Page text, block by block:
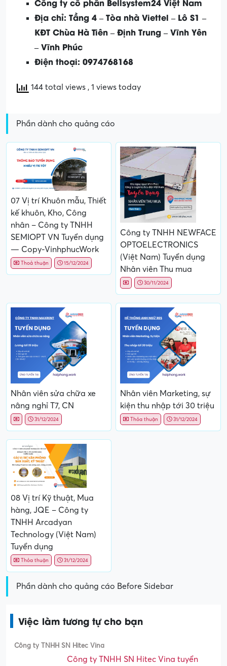
Địa chỉ: Tầng 4 – Tòa nhà Viettel – Lô S1 –
KĐT Chùa Hà Tiên – Định Trung – Vĩnh Yên
– Vĩnh Phúc
Điện thoại: 0974768168
144 total views , 1 views today
Phần dành cho quảng cáo
07 Vị trí Khuôn mẫu, Thiết
kế khuôn, Kho, Công
nhân – Công ty TNHH
SEMIOPT VN Tuyển dụng
— Copy-VinhphucWork
Thoả thuận 15/12/2024
Công ty TNHH NEWFACE
OPTOELECTRONICS
(Việt Nam) Tuyển dụng
Nhân viên Thu mua
30/11/2024
Nhân viên sửa chữa xe
nâng nghỉ T7, CN
31/12/2024
Nhân viên Marketing, sự
kiện thu nhập tới 30 triệu
Thỏa thuận 31/12/2024
08 Vị trí Kỹ thuật, Mua
hàng, JQE – Công ty
TNHH Arcadyan
Technology (Việt Nam)
Tuyển dụng
Thỏa thuận 31/12/2024
Phần dành cho quảng cáo Before Sidebar
Việc làm tương tự cho bạn
Công ty TNHH SN Hitec Vina
Công ty TNHH SN Hitec Vina tuyển